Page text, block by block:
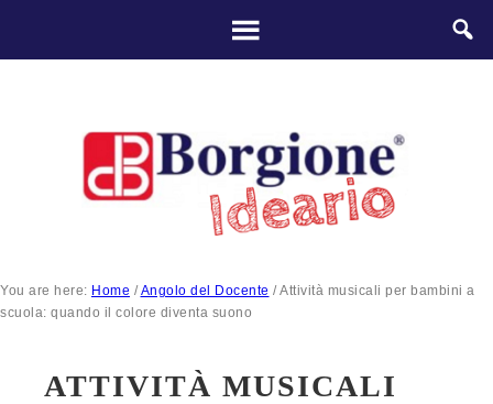
You are here: Home / Angolo del Docente /Attività musicali per bambini a
scuola: quando il colore diventa suono
ATTIVITÀ MUSICALI